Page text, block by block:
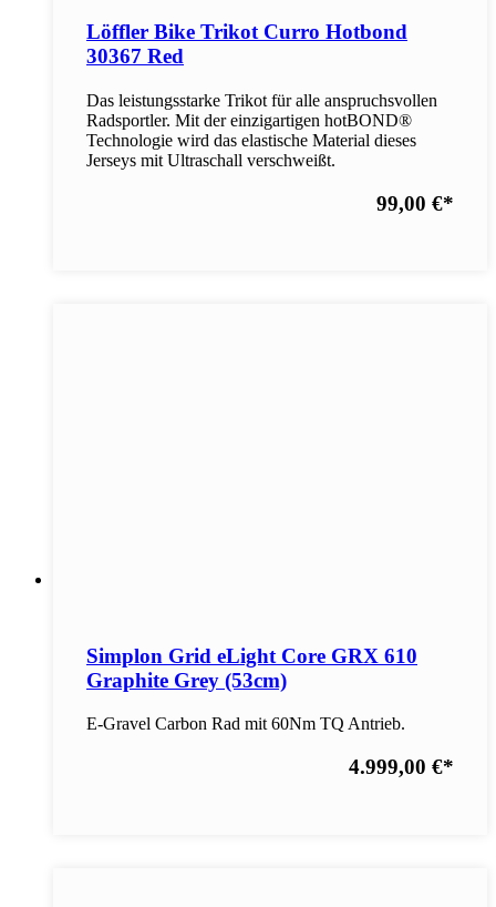
Löffler Bike Trikot Curro Hotbond
30367 Red
Das leistungsstarke Trikot für alle anspruchsvollen
Radsportler. Mit der einzigartigen hotBOND®
Technologie wird das elastische Material dieses
Jerseys mit Ultraschall verschweißt.
99,00 €*
Simplon Grid eLight Core GRX 610
Graphite Grey (53cm)
E-Gravel Carbon Rad mit 60Nm TQ Antrieb.
4.999,00 €*